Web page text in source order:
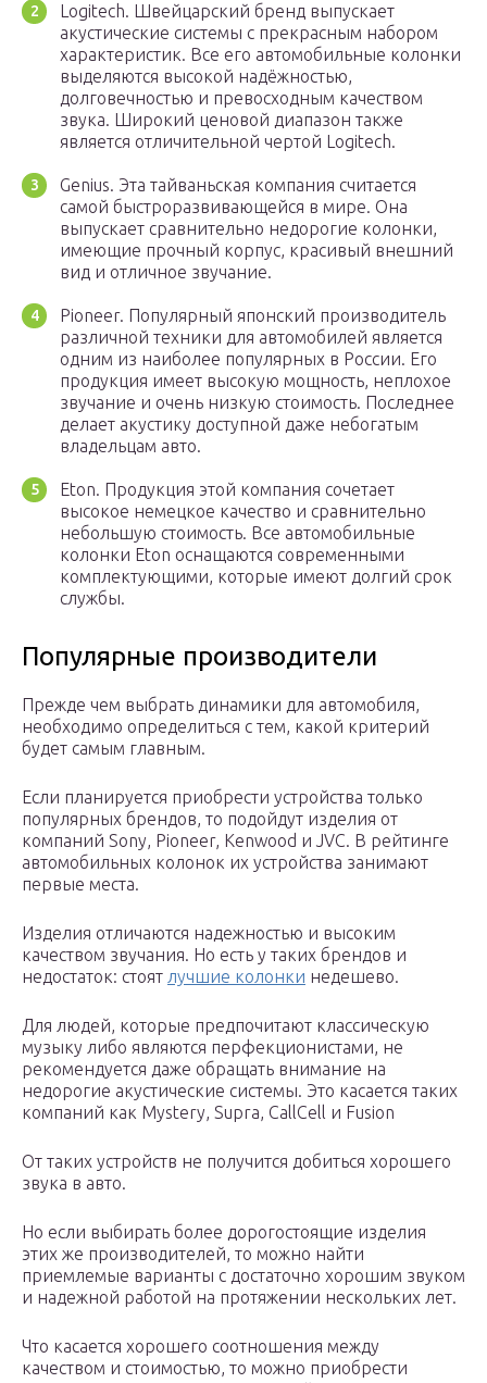
Logitech. Швейцарский бренд выпускает
акустические системы с прекрасным набором
характеристик. Все его автомобильные колонки
выделяются высокой надёжностью,
долговечностью и превосходным качеством
звука. Широкий ценовой диапазон также
является отличительной чертой Logitech.
Genius. Эта тайваньская компания считается
самой быстроразвивающейся в мире. Она
выпускает сравнительно недорогие колонки,
имеющие прочный корпус, красивый внешний
вид и отличное звучание.
Pioneer. Популярный японский производитель
различной техники для автомобилей является
одним из наиболее популярных в России. Его
продукция имеет высокую мощность, неплохое
звучание и очень низкую стоимость. Последнее
делает акустику доступной даже небогатым
владельцам авто.
Eton. Продукция этой компания сочетает
высокое немецкое качество и сравнительно
небольшую стоимость. Все автомобильные
колонки Eton оснащаются современными
комплектующими, которые имеют долгий срок
службы.
Популярные производители
Прежде чем выбрать динамики для автомобиля,
необходимо определиться с тем, какой критерий
будет самым главным.
Если планируется приобрести устройства только
популярных брендов, то подойдут изделия от
компаний Sony, Pioneer, Kenwood и JVC. В рейтинге
автомобильных колонок их устройства занимают
первые места.
Изделия отличаются надежностью и высоким
качеством звучания. Но есть у таких брендов и
недостаток: стоят лучшие колонки недешево.
Для людей, которые предпочитают классическую
музыку либо являются перфекционистами, не
рекомендуется даже обращать внимание на
недорогие акустические системы. Это касается таких
компаний как Mystery, Supra, CallCell и Fusion
От таких устройств не получится добиться хорошего
звука в авто.
Но если выбирать более дорогостоящие изделия
этих же производителей, то можно найти
приемлемые варианты с достаточно хорошим звуком
и надежной работой на протяжении нескольких лет.
Что касается хорошего соотношения между
качеством и стоимостью, то можно приобрести